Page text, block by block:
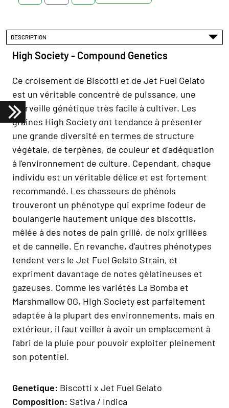
DESCRIPTION
High Society - Compound Genetics
Ce croisement de Biscotti et de Jet Fuel Gelato
est un véritable concentré de puissance, une
merveille génétique très facile à cultiver. Les
graines High Society ont tendance à présenter
une grande diversité en termes de structure
végétale, de terpènes, de couleur et d'adéquation
à l'environnement de culture. Cependant, chaque
individu est un véritable délice et est fortement
recommandé. Les chasseurs de phénols
trouveront un phénotype qui exprime l'odeur de
boulangerie hautement unique des biscottis,
mêlée à des notes de pain grillé, de noix grillées
et de cannelle. En revanche, d'autres phénotypes
tendent vers le Jet Fuel Gelato Strain, et
expriment davantage de notes gélatineuses et
gazeuses. Comme les variétés La Bomba et
Marshmallow OG, High Society est parfaitement
adaptée à la plupart des environnements, mais en
extérieur, il faut veiller à avoir un emplacement à
l'abri de la pluie pour pouvoir exploiter pleinement
son potentiel.
Genetique: Biscotti x Jet Fuel Gelato
Composition: Sativa / Indica